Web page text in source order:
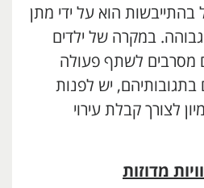
בהתייבשות הוא על ידי מתן
גבוהה. במקרה של ילדים
מסרבים לשתף פעולה
בתגובותיהם, יש לפנות
לצורך קבלת עירוי
מדוזות